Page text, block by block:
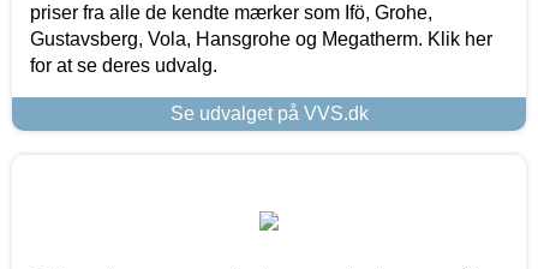
priser fra alle de kendte mærker som Ifö, Grohe,
Gustavsberg, Vola, Hansgrohe og Megatherm. Klik her
for at se deres udvalg.
Se udvalget på VVS.dk